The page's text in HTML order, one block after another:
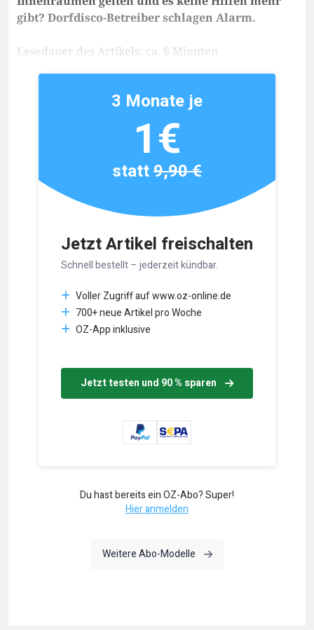
gibt? Dorfdisco-Betreiber schlagen Alarm.
Lesedauer des Artikels: ca. 6 Minuten
Jetzt Artikel freischalten
Schnell bestellt – jederzeit kündbar.
Voller Zugriff auf www.oz-online.de
700+ neue Artikel pro Woche
OZ-App inklusive
Jetzt testen und 90 % sparen
3 Monate je
1€
statt9,90 €
Du hast bereits ein OZ-Abo? Super!
Hier anmelden
Weitere Abo-Modelle